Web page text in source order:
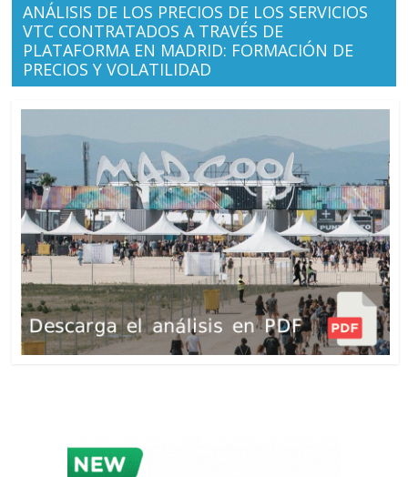
ANÁLISIS DE LOS PRECIOS DE LOS SERVICIOS
VTC CONTRATADOS A TRAVÉS DE
PLATAFORMA EN MADRID: FORMACIÓN DE
PRECIOS Y VOLATILIDAD